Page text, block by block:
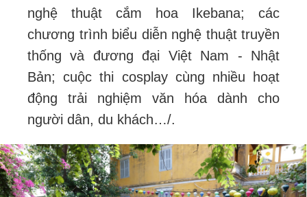
nghệ thuật cắm hoa Ikebana; các
chương trình biểu diễn nghệ thuật truyền
thống và đương đại Việt Nam - Nhật
Bản; cuộc thi cosplay cùng nhiều hoạt
động trải nghiệm văn hóa dành cho
người dân, du khách…/.